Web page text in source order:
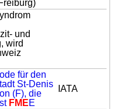
und
wird
für den
St-Denis
(F), die
FMEE
IATA